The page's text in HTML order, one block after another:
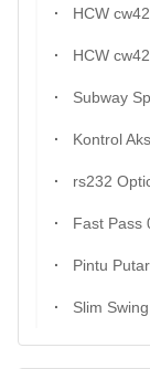
HCW cw422
HCW cw422
Subway
Kontrol Akses
rs232 Optical
Fast Pass 0.3s
Pintu Putar
Slim Swing